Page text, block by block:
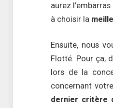
aurez
à choisir la
Ensuite, nous
Flotté. Pour ça,
lors de la
concernant
dernier critère